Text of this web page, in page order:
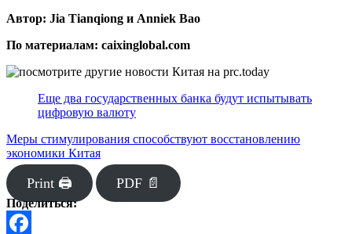
Автор: Jia Tianqiong и Anniek Bao
По материалам: caixinglobal.com
Еще два государственных банка будут испытывать
цифровую валюту
Меры стимулирования способствуют восстановлению
экономики Китая
Print 🖨 PDF 📄
Поделиться: